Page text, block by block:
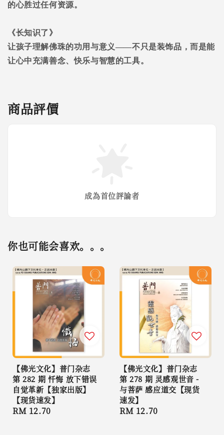
的心胜过任何资源。
《长知识了》
让孩子理解佛珠的功用与意义——不只是装饰品，而是能
让心中充满善念、快乐与智慧的工具。
商品評價
成為首位評論者
你也可能会喜欢。。。
【佛光文化】普门杂志
第 282 期 忏悔 放下错误
自觉革新【独家出版】
【现货速发】
Regular
RM 12.70
【佛光文化】普门杂志
第 278 期 灵感观世音 -
与菩萨 感应道交【现货
速发】
Regular
RM 12.70